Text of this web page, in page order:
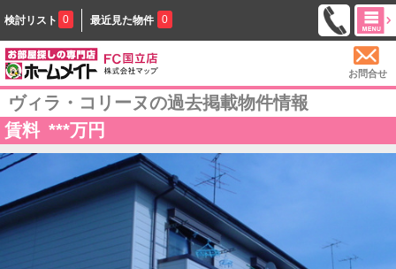
検討リスト 0 最近見た物件 0
お問合せ
ヴィラ・コリーヌの過去掲載物件情報
賃料 ***万円